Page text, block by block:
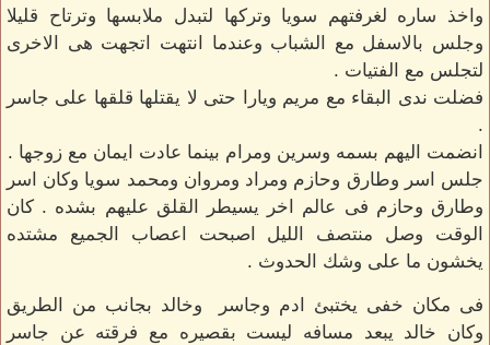
واخذ ساره لغرفتهم سويا وتركها لتبدل ملابسها وترتاح قليلا
وجلس بالاسفل مع الشباب وعندما انتهت اتجهت هى الاخرى
لتجلس مع الفتيات .
فضلت ندى البقاء مع مريم ويارا حتى لا يقتلها قلقها على جاسر
.
انضمت اليهم بسمه وسرين ومرام بينما عادت ايمان مع زوجها .
جلس اسر وطارق وحازم ومراد ومروان ومحمد سويا وكان اسر
وطارق وحازم فى عالم اخر يسيطر القلق عليهم بشده . كان
الوقت وصل منتصف الليل اصبحت اعصاب الجميع مشتده
يخشون ما على وشك الحدوث .
فى مكان خفى يختبئ ادم وجاسر وخالد بجانب من الطريق
وكان خالد يبعد مسافه ليست بقصيره مع فرقته عن جاسر